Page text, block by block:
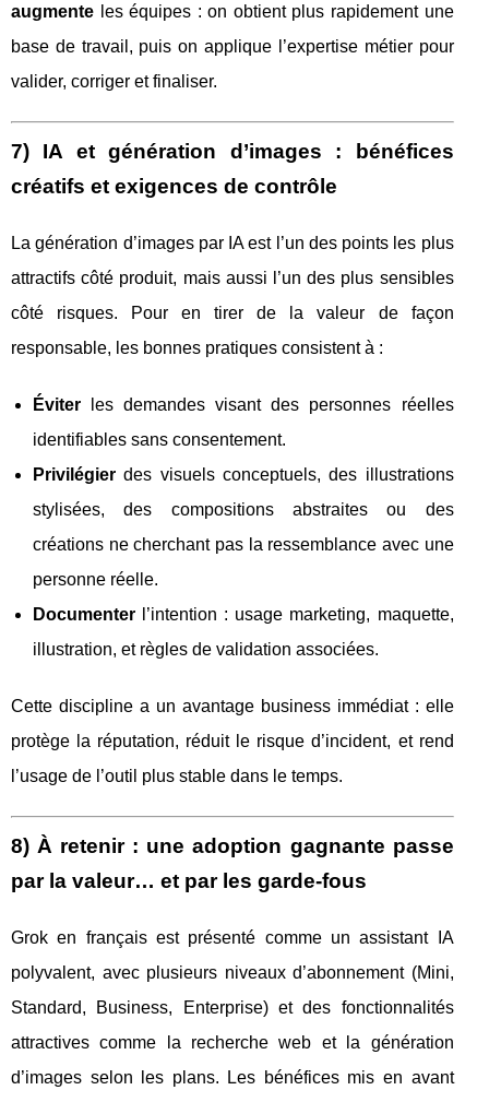
augmente les équipes : on obtient plus rapidement une
base de travail, puis on applique l’expertise métier pour
valider, corriger et finaliser.
7) IA et génération d’images : bénéfices
créatifs et exigences de contrôle
La génération d’images par IA est l’un des points les plus
attractifs côté produit, mais aussi l’un des plus sensibles
côté risques. Pour en tirer de la valeur de façon
responsable, les bonnes pratiques consistent à :
Éviter les demandes visant des personnes réelles
identifiables sans consentement.
Privilégier des visuels conceptuels, des illustrations
stylisées, des compositions abstraites ou des
créations ne cherchant pas la ressemblance avec une
personne réelle.
Documenter l’intention : usage marketing, maquette,
illustration, et règles de validation associées.
Cette discipline a un avantage business immédiat : elle
protège la réputation, réduit le risque d’incident, et rend
l’usage de l’outil plus stable dans le temps.
8) À retenir : une adoption gagnante passe
par la valeur… et par les garde-fous
Grok en français est présenté comme un assistant IA
polyvalent, avec plusieurs niveaux d’abonnement (Mini,
Standard, Business, Enterprise) et des fonctionnalités
attractives comme la recherche web et la génération
d’images selon les plans. Les bénéfices mis en avant